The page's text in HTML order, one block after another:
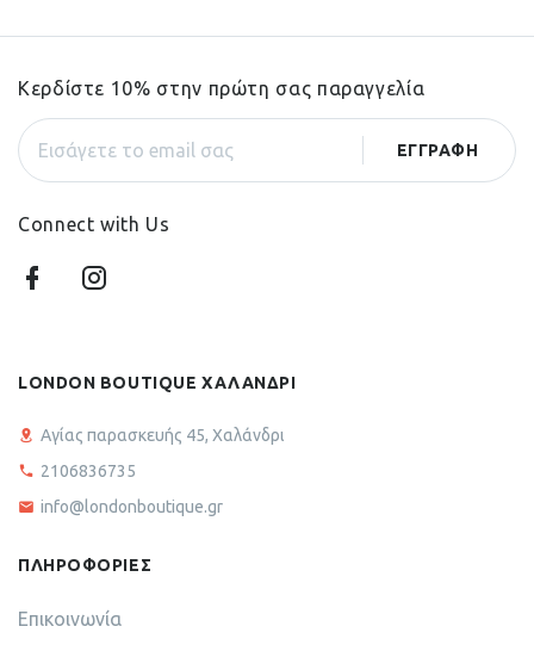
Κερδίστε 10% στην πρώτη σας παραγγελία
Connect with Us
LONDON BOUTIQUE ΧΑΛΑΝΔΡΙ
Αγίας παρασκευής 45, Χαλάνδρι
2106836735
info@londonboutique.gr
ΠΛΗΡΟΦΟΡΙΕΣ
Επικοινωνία